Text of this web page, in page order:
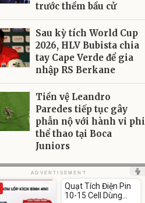
trước thềm bầu cử
Sau kỳ tích World Cup
2026, HLV Bubista chia
tay Cape Verde để gia
nhập RS Berkane
Tiền vệ Leandro
Paredes tiếp tục gây
phẫn nộ với hành vi phi
thể thao tại Boca
Juniors
ADVERTISEMENT
-54%
Video
Player
is
loading.
Unmute
Quạt Tích Điện Pin
10-15 Cell Dùng